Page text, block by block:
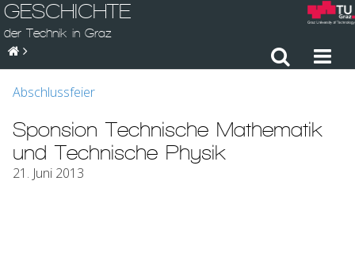
GESCHICHTE
der Technik in Graz
Abschlussfeier
Sponsion Technische Mathematik
und Technische Physik
21. Juni 2013